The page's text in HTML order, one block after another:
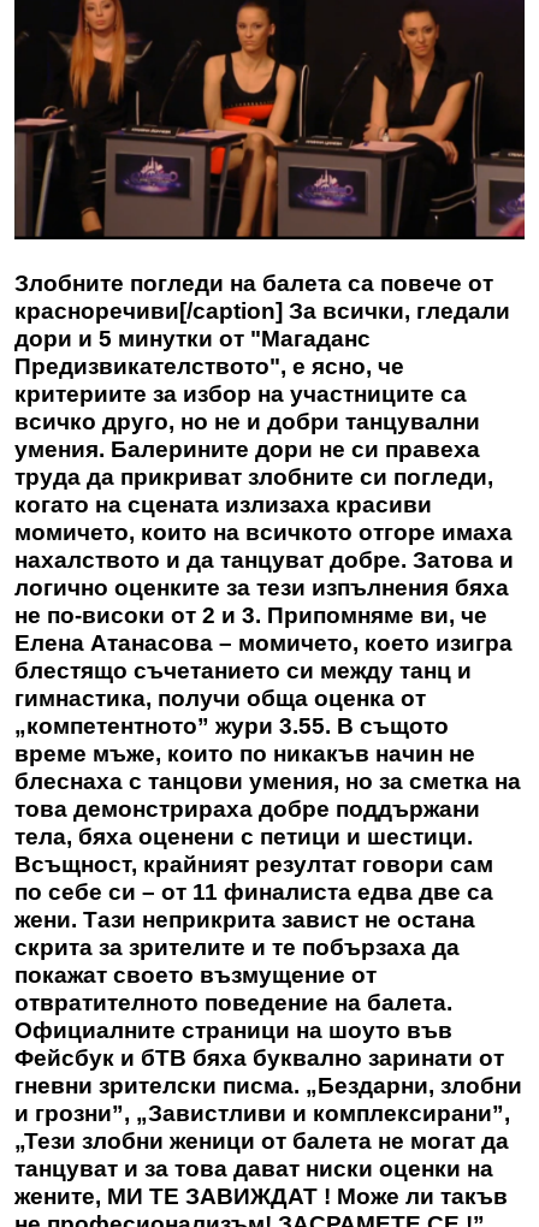
Злобните погледи на балета са повече от
красноречиви[/caption] За всички, гледали
дори и 5 минутки от "Магаданс
Предизвикателството", е ясно, че
критериите за избор на участниците са
всичко друго, но не и добри танцувални
умения. Балерините дори не си правеха
труда да прикриват злобните си погледи,
когато на сцената излизаха красиви
момичето, които на всичкото отгоре имаха
нахалството и да танцуват добре. Затова и
логично оценките за тези изпълнения бяха
не по-високи от 2 и 3. Припомняме ви, че
Елена Атанасова – момичето, което изигра
блестящо съчетанието си между танц и
гимнастика, получи обща оценка от
„компетентното” жури 3.55. В същото
време мъже, които по никакъв начин не
блеснаха с танцови умения, но за сметка на
това демонстрираха добре поддържани
тела, бяха оценени с петици и шестици.
Всъщност, крайният резултат говори сам
по себе си – от 11 финалиста едва две са
жени. Тази неприкрита завист не остана
скрита за зрителите и те побързаха да
покажат своето възмущение от
отвратителното поведение на балета.
Официалните страници на шоуто във
Фейсбук и бТВ бяха буквално заринати от
гневни зрителски писма. „Бездарни, злобни
и грозни”, „Завистливи и комплексирани”,
„Тези злобни женици от балета не могат да
танцуват и за това дават ниски оценки на
жените, МИ ТЕ ЗАВИЖДАТ ! Може ли такъв